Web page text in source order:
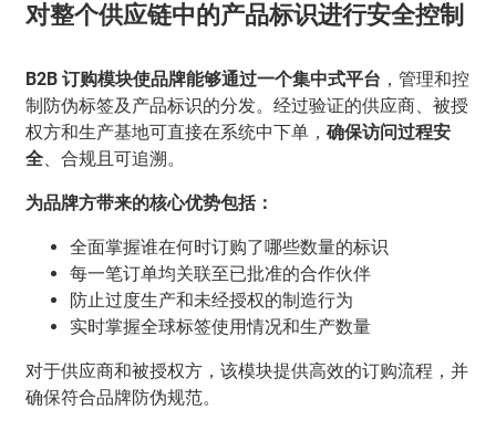
对整个供应链中的产品标识进行安全控制
B2B 订购模块使品牌能够通过一个集中式平台 ，管理和控
制防伪标签及产品标识的分发。经过验证的供应商、被授
权方和生产基地可直接在系统中下单， 确保访问过程安
全、合规且可追溯。
为品牌方带来的核心优势包括：
全面掌握谁在何时订购了哪些数量的标识
每一笔订单均关联至已批准的合作伙伴
防止过度生产和未经授权的制造行为
实时掌握全球标签使用情况和生产数量
对于供应商和被授权方，该模块提供高效的订购流程，并
确保符合品牌防伪规范。